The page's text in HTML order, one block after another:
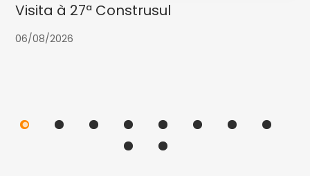
Visita à 27ª Construsul
06/08/2026